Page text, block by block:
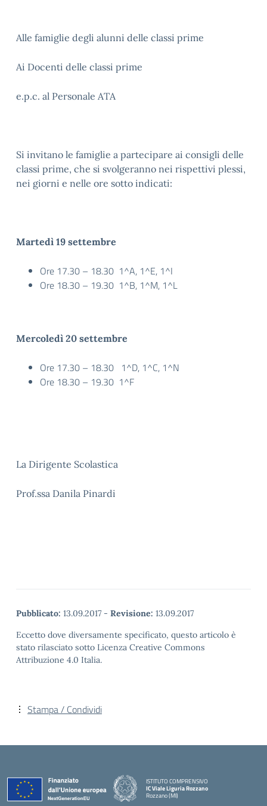
Alle famiglie degli alunni delle classi prime
Ai Docenti delle classi prime
e.p.c. al Personale ATA
Si invitano le famiglie a partecipare ai consigli delle
classi prime, che si svolgeranno nei rispettivi plessi,
nei giorni e nelle ore sotto indicati:
Martedì 19 settembre
Ore 17.30 – 18.30 1^A, 1^E, 1^I
Ore 18.30 – 19.30 1^B, 1^M, 1^L
Mercoledì 20 settembre
Ore 17.30 – 18.30 1^D, 1^C, 1^N
Ore 18.30 – 19.30 1^F
La Dirigente Scolastica
Prof.ssa Danila Pinardi
Pubblicato: 13.09.2017 - Revisione: 13.09.2017
Eccetto dove diversamente specificato, questo articolo è
stato rilasciato sotto Licenza Creative Commons
Attribuzione 4.0 Italia.
Stampa / Condividi
ISTITUTO COMPRENSIVO
IC Viale Liguria Rozzano
Rozzano (MI)